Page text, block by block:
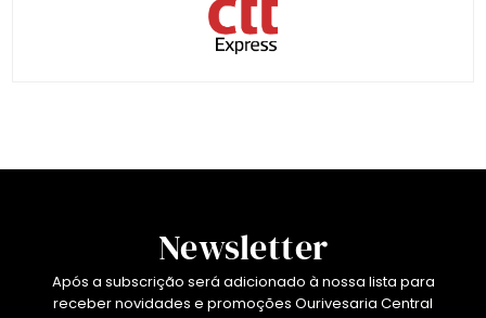
Newsletter
Após a subscrição será adicionado à nossa lista para
receber novidades e promoções Ourivesaria Central